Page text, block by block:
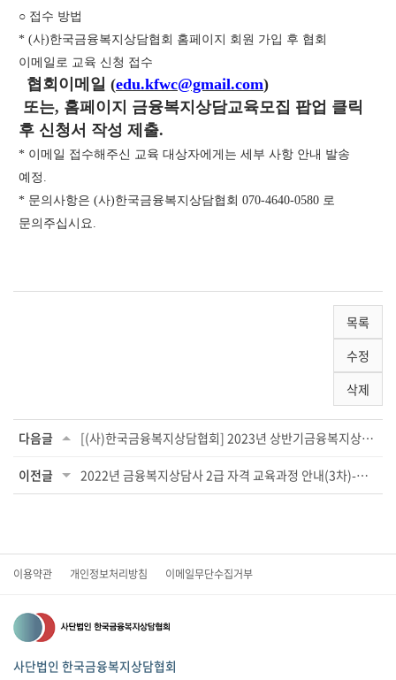
○ 접수 방법
* (사)한국금융복지상담협회 홈페이지 회원 가입 후 협회
이메일로 교육 신청 접수
협회이메일 (edu.kfwc@gmail.com)
또는, 홈페이지 금융복지상담교육모집 팝업 클릭
후 신청서 작성 제출.
* 이메일 접수해주신 교육 대상자에게는 세부 사항 안내 발송
예정 .
* 문의사항은 (사)한국금융복지상담협회 070-4640-0580 로
문의주십시요.
목록
수정
삭제
다음글 [(사)한국금융복지상담협회] 2023년 상반기금융복지상담사 양성과정 2급 교육 커리큘...
이전글 2022년 금융복지상담사 2급 자격 교육과정 안내(3차)-전북
이용약관 개인정보처리방침 이메일무단수집거부
사단법인 한국금융복지상담협회